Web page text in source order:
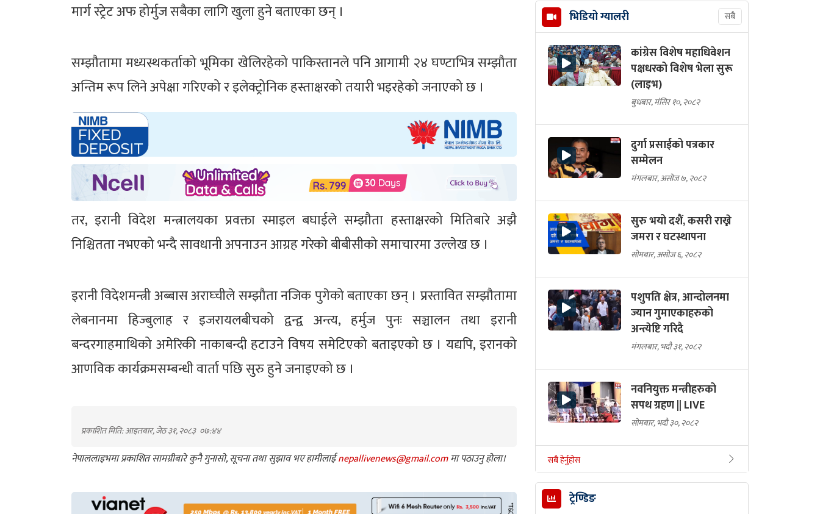
मार्ग स्ट्रेट अफ होर्मुज सबैका लागि खुला हुने बताएका छन् ।
सम्झौतामा मध्यस्थकर्ताको भूमिका खेलिरहेको पाकिस्तानले पनि आगामी २४ घण्टाभित्र सम्झौता
अन्तिम रूप लिने अपेक्षा गरिएको र इलेक्ट्रोनिक हस्ताक्षरको तयारी भइरहेको जनाएको छ ।
तर, इरानी विदेश मन्त्रालयका प्रवक्ता स्माइल बघाईले सम्झौता हस्ताक्षरको मितिबारे अझै
निश्चितता नभएको भन्दै सावधानी अपनाउन आग्रह गरेको बीबीसीको समाचारमा उल्लेख छ ।
इरानी विदेशमन्त्री अब्बास अराघ्चीले सम्झौता नजिक पुगेको बताएका छन् । प्रस्तावित सम्झौतामा
लेबनानमा हिज्बुलाह र इजरायलबीचको द्वन्द्व अन्त्य, हर्मुज पुनः सञ्चालन तथा इरानी
बन्दरगाहमाथिको अमेरिकी नाकाबन्दी हटाउने विषय समेटिएको बताइएको छ । यद्यपि, इरानको
आणविक कार्यक्रमसम्बन्धी वार्ता पछि सुरु हुने जनाइएको छ ।
प्रकाशित मिति: आइतबार, जेठ ३१, २०८३ ०७:४४
नेपाललाइभमा प्रकाशित सामग्रीबारे कुनै गुनासो, सूचना तथा सुझाव भए हामीलाईnepallivenews@gmail.comमा पठाउनु होला।
भिडियो ग्यालरी सबै
कांग्रेस विशेष महाधिवेशन
पक्षधरको विशेष भेला सुरू
(लाइभ)
बुधबार, मंसिर १०, २०८२
दुर्गा प्रसाईको पत्रकार
सम्मेलन
मंगलबार, असोज ७, २०८२
सुरु भयो दशैं, कसरी राख्ने
जमरा र घटस्थापना
सोमबार, असोज ६, २०८२
पशुपति क्षेत्र, आन्दोलनमा
ज्यान गुमाएकाहरुको
अन्त्येष्टि गरिदै
मंगलबार, भदौ ३१, २०८२
नवनियुक्त मन्त्रीहरुको
सपथ ग्रहण || LIVE
सोमबार, भदौ ३०, २०८२
सबै हेर्नुहोस
ट्रेण्डिङ